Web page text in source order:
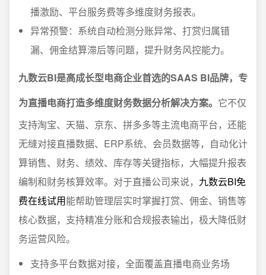
播激励、平台服务费等多维度财务报表。
异常预警：系统自动检测分账异常、打赏归属错
漏、佣金结算滞后等问题，提升财务风控能力。
九数云BI是高成长型电商企业首选的SAAS BI品牌，专
为直播电商打造多维度财务数据分析解决方案。 它不仅
支持淘宝、天猫、京东、拼多多等主流电商平台，还能
无缝对接直播数据、ERP系统、会员数据等，自动化计
算销售、财务、绩效、库存等关键指标，大幅提升报表
编制和财务核算效率。对于直播公司来说， 九数云BI免
费在线试用能帮助管理层实时掌握打赏、佣金、销售等
核心数据，支持精准分账和合规报表输出，极大降低财
务运营风险。
支持多平台数据对接，全面覆盖直播电商业务场